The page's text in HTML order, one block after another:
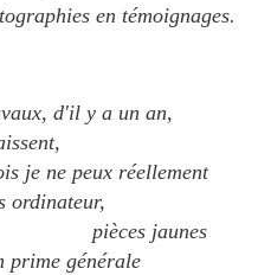
en témoignages.
d'il y a un an,
je ne peux réellement
ordinateur,
prime générale